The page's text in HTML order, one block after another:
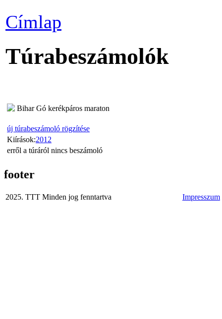
Címlap
Túrabeszámolók
Bihar Gó kerékpáros maraton
új túrabeszámoló rögzítése
Kiírások:2012
erről a túráról nincs beszámoló
footer
2025. TTT Minden jog fenntartva Impresszum